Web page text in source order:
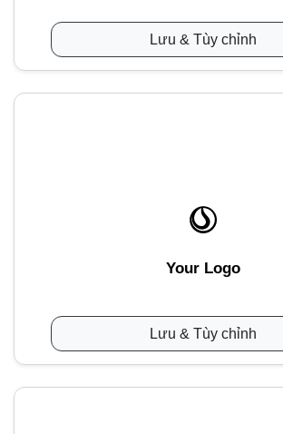
Lưu & Tùy chỉnh
Your Logo
Lưu & Tùy chỉnh